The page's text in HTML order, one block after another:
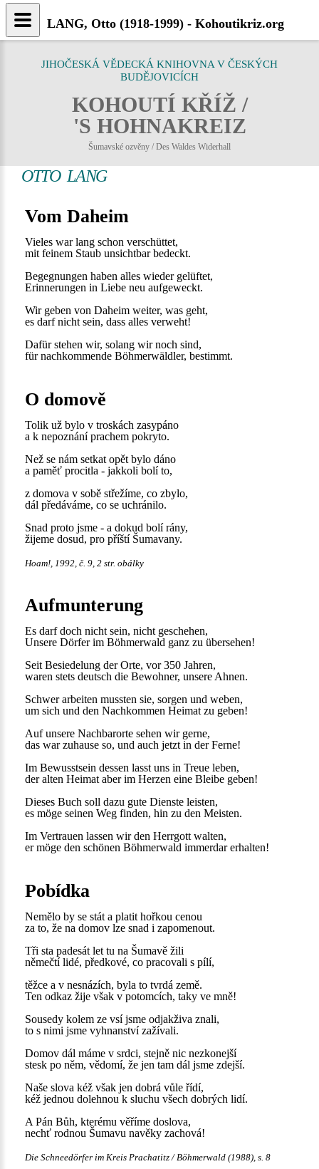
JIHOČESKÁ VĚDECKÁ KNIHOVNA V ČESKÝCH
BUDĚJOVICÍCH
KOHOUTÍ KŘÍŽ /
'S HOHNAKREIZ
Šumavské ozvěny / Des Waldes Widerhall
OTTO LANG
Vom Daheim
Vieles war lang schon verschüttet,
mit feinem Staub unsichtbar bedeckt.
Begegnungen haben alles wieder gelüftet,
Erinnerungen in Liebe neu aufgeweckt.
Wir geben von Daheim weiter, was geht,
es darf nicht sein, dass alles verweht!
Dafür stehen wir, solang wir noch sind,
für nachkommende Böhmerwäldler, bestimmt.
O domově
Tolik už bylo v troskách zasypáno
a k nepoznání prachem pokryto.
Než se nám setkat opět bylo dáno
a paměť procitla - jakkoli bolí to,
z domova v sobě střežíme, co zbylo,
dál předáváme, co se uchránilo.
Snad proto jsme - a dokud bolí rány,
žijeme dosud, pro příští Šumavany.
Hoam!, 1992, č. 9, 2 str. obálky
Aufmunterung
Es darf doch nicht sein, nicht geschehen,
Unsere Dörfer im Böhmerwald ganz zu übersehen!
Seit Besiedelung der Orte, vor 350 Jahren,
waren stets deutsch die Bewohner, unsere Ahnen.
Schwer arbeiten mussten sie, sorgen und weben,
um sich und den Nachkommen Heimat zu geben!
Auf unsere Nachbarorte sehen wir gerne,
das war zuhause so, und auch jetzt in der Ferne!
Im Bewusstsein dessen lasst uns in Treue leben,
der alten Heimat aber im Herzen eine Bleibe geben!
Dieses Buch soll dazu gute Dienste leisten,
es möge seinen Weg finden, hin zu den Meisten.
Im Vertrauen lassen wir den Herrgott walten,
er möge den schönen Böhmerwald immerdar erhalten!
Pobídka
Nemělo by se stát a platit hořkou cenou
za to, že na domov lze snad i zapomenout.
Tři sta padesát let tu na Šumavě žili
němečtí lidé, předkové, co pracovali s pílí,
těžce a v nesnázích, byla to tvrdá země.
Ten odkaz žije však v potomcích, taky ve mně!
Sousedy kolem ze vsí jsme odjakživa znali,
to s nimi jsme vyhnanství zažívali.
Domov dál máme v srdci, stejně nic nezkonejší
stesk po něm, vědomí, že jen tam dál jsme zdejší.
Naše slova kéž však jen dobrá vůle řídí,
kéž jednou dolehnou k sluchu všech dobrých lidí.
A Pán Bůh, kterému věříme doslova,
nechť rodnou Šumavu navěky zachová!
Die Schneedörfer im Kreis Prachatitz / Böhmerwald (1988), s. 8
LANG, Otto (1918-1999) - Kohoutikriz.org